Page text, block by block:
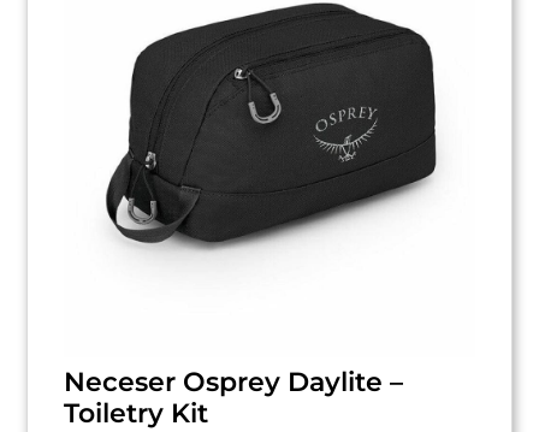
Neceser Osprey Daylite –
Toiletry Kit